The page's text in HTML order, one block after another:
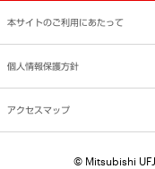
本サイトのご利用にあたって
個人情報保護方針
アクセスマップ
© Mitsubishi